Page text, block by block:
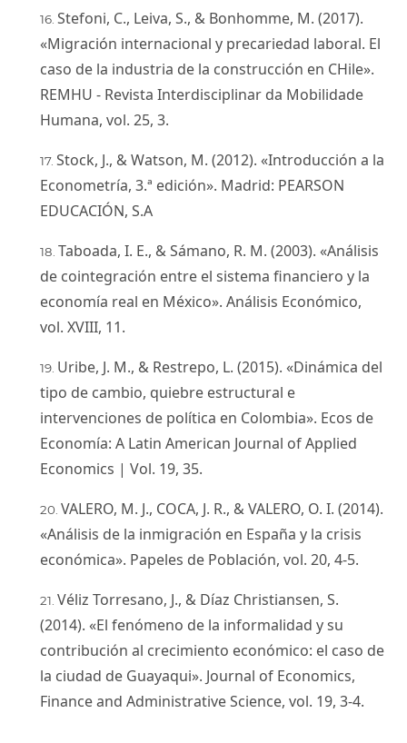
Stefoni, C., Leiva, S., & Bonhomme, M. (2017).
«Migración internacional y precariedad laboral. El
caso de la industria de la construcción en CHile».
REMHU - Revista Interdisciplinar da Mobilidade
Humana, vol. 25, 3.
Stock, J., & Watson, M. (2012). «Introducción a la
Econometría, 3.ª edición». Madrid: PEARSON
EDUCACIÓN, S.A
Taboada, I. E., & Sámano, R. M. (2003). «Análisis
de cointegración entre el sistema financiero y la
economía real en México». Análisis Económico,
vol. XVIII, 11.
Uribe, J. M., & Restrepo, L. (2015). «Dinámica del
tipo de cambio, quiebre estructural e
intervenciones de política en Colombia». Ecos de
Economía: A Latin American Journal of Applied
Economics | Vol. 19, 35.
VALERO, M. J., COCA, J. R., & VALERO, O. I. (2014).
«Análisis de la inmigración en España y la crisis
económica». Papeles de Población, vol. 20, 4-5.
Véliz Torresano, J., & Díaz Christiansen, S.
(2014). «El fenómeno de la informalidad y su
contribución al crecimiento económico: el caso de
la ciudad de Guayaqui». Journal of Economics,
Finance and Administrative Science, vol. 19, 3-4.